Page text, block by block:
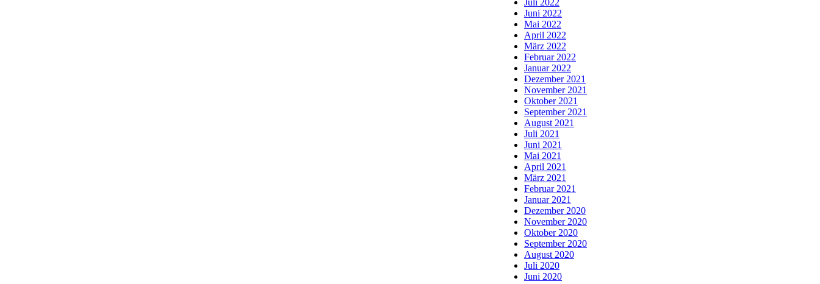
Juli 2022
Juni 2022
Mai 2022
April 2022
März 2022
Februar 2022
Januar 2022
Dezember 2021
November 2021
Oktober 2021
September 2021
August 2021
Juli 2021
Juni 2021
Mai 2021
April 2021
März 2021
Februar 2021
Januar 2021
Dezember 2020
November 2020
Oktober 2020
September 2020
August 2020
Juli 2020
Juni 2020